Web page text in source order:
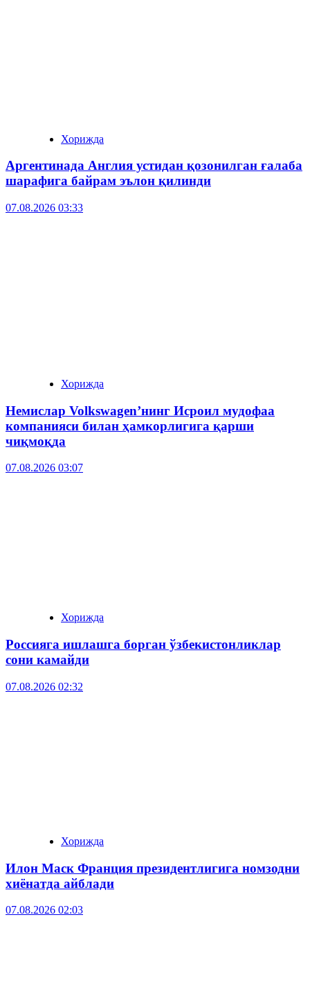
Хорижда
Аргентинада Англия устидан қозонилган ғалаба
шарафига байрам эълон қилинди
07.08.2026 03:33
Хорижда
Немислар Volkswagen’нинг Исроил мудофаа
компанияси билан ҳамкорлигига қарши
чиқмоқда
07.08.2026 03:07
Хорижда
Россияга ишлашга борган ўзбекистонликлар
сони камайди
07.08.2026 02:32
Хорижда
Илон Маск Франция президентлигига номзодни
хиёнатда айблади
07.08.2026 02:03